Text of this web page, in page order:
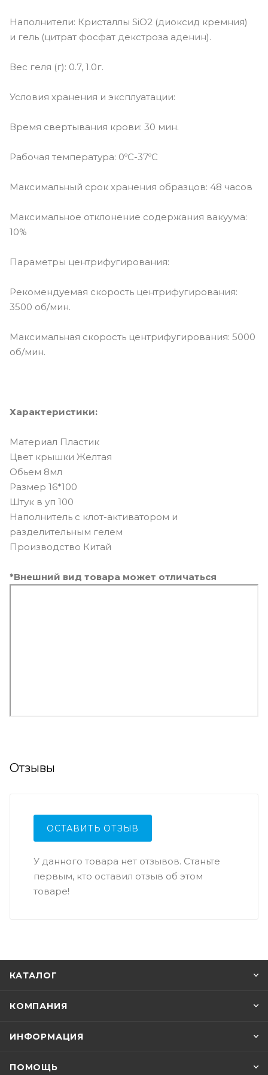
Наполнители: Кристаллы SiO2 (диоксид кремния)
и гель (цитрат фосфат декстроза аденин).
Вес геля (г): 0.7, 1.0г.
Условия хранения и эксплуатации:
Время свертывания крови: 30 мин.
Рабочая температура: 0ºС-37ºС
Максимальный срок хранения образцов: 48 часов
Максимальное отклонение содержания вакуума:
10%
Параметры центрифугирования:
Рекомендуемая скорость центрифугирования:
3500 об/мин.
Максимальная скорость центрифугирования: 5000
об/мин.
Характеристики:
Материал Пластик
Цвет крышки Желтая
Обьем 8мл
Размер 16*100
Штук в уп 100
Наполнитель с клот-активатором и
разделительным гелем
Производство Китай
*Внешний вид товара может отличаться
Отзывы
ОСТАВИТЬ ОТЗЫВ
У данного товара нет отзывов. Станьте
первым, кто оставил отзыв об этом
товаре!
КАТАЛОГ
КОМПАНИЯ
ИНФОРМАЦИЯ
ПОМОЩЬ